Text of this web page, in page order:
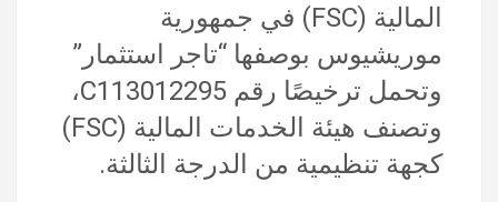
المالية (FSC) في جمهورية
موريشيوس بوصفها “تاجر استثمار”
وتحمل ترخيصًا رقم C113012295،
وتصنف هيئة الخدمات المالية (FSC)
كجهة تنظيمية من الدرجة الثالثة.